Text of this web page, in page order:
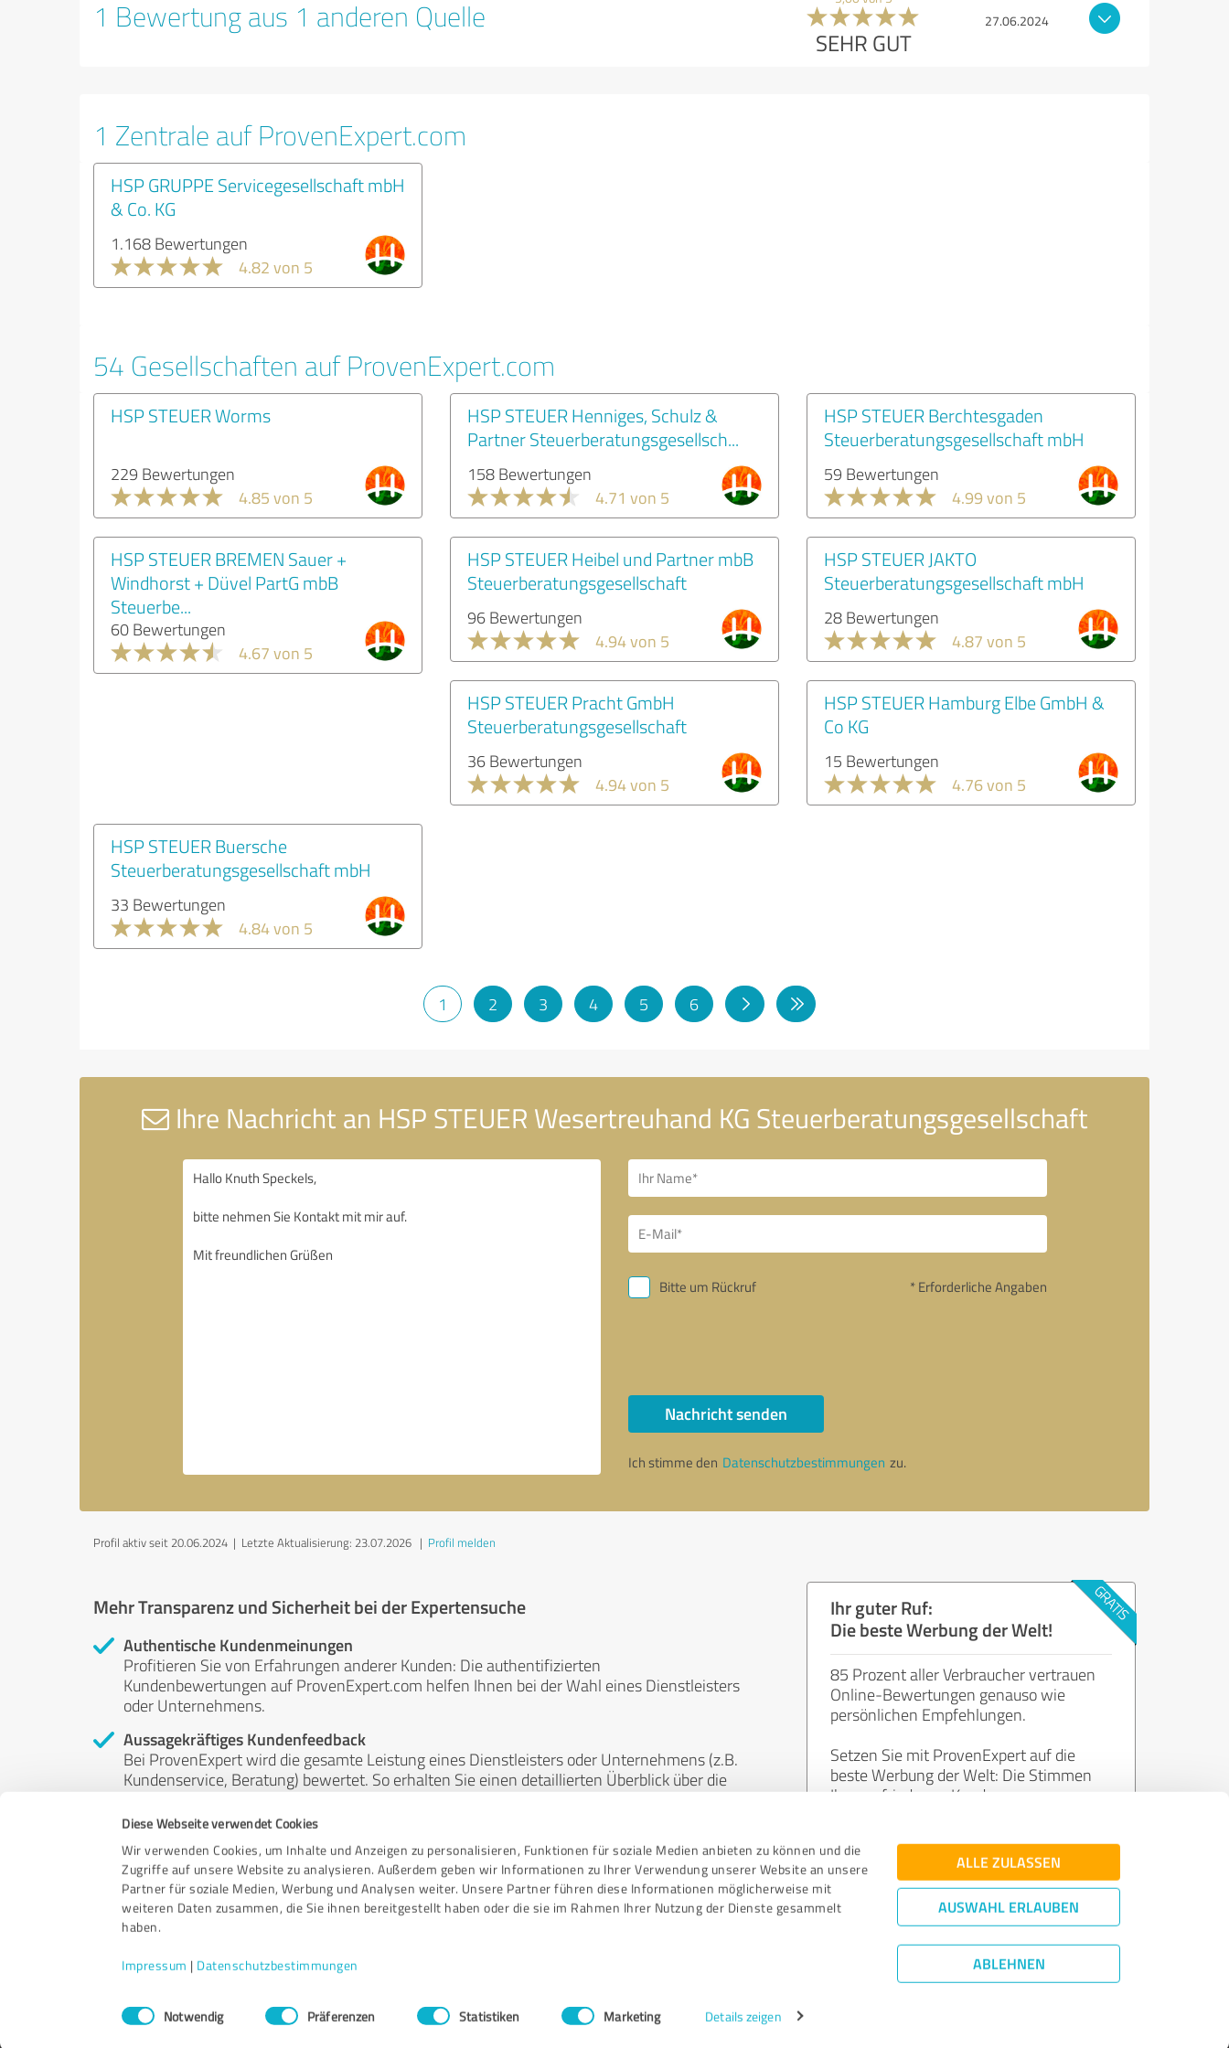
Diese Webseite verwendet Cookies
Wir verwenden Cookies, um Inhalte und Anzeigen zu personalisieren, Funktionen für soziale Medien anbieten zu können und die
Zugriffe auf unsere Website zu analysieren. Außerdem geben wir Informationen zu Ihrer Verwendung unserer Website an unsere
Partner für soziale Medien, Werbung und Analysen weiter. Unsere Partner führen diese Informationen möglicherweise mit
weiteren Daten zusammen, die Sie ihnen bereitgestellt haben oder die sie im Rahmen Ihrer Nutzung der Dienste gesammelt
haben.
Impressum | Datenschutzbestimmungen
Einwilligungsauswahl
Notwendig Präferenzen Statistiken Marketing Details zeigen
ALLE ZULASSEN
AUSWAHL ERLAUBEN
ABLEHNEN
1 Bewertung aus 1 anderen Quelle
SEHR GUT
27.06.2024
1 Zentrale auf ProvenExpert.com
HSP GRUPPE Servicegesellschaft mbH
& Co. KG
1.168 Bewertungen
4.82 von 5
54 Gesellschaften auf ProvenExpert.com
HSP STEUER Worms
229 Bewertungen
4.85 von 5
HSP STEUER Henniges, Schulz &
Partner Steuerberatungsgesellsch...
158 Bewertungen
4.71 von 5
HSP STEUER Berchtesgaden
Steuerberatungsgesellschaft mbH
59 Bewertungen
4.99 von 5
HSP STEUER BREMEN Sauer +
Windhorst + Düvel PartG mbB
Steuerbe...
60 Bewertungen
4.67 von 5
HSP STEUER Heibel und Partner mbB
Steuerberatungsgesellschaft
96 Bewertungen
4.94 von 5
HSP STEUER JAKTO
Steuerberatungsgesellschaft mbH
28 Bewertungen
4.87 von 5
HSP STEUER Pracht GmbH
Steuerberatungsgesellschaft
36 Bewertungen
4.94 von 5
HSP STEUER Hamburg Elbe GmbH &
Co KG
15 Bewertungen
4.76 von 5
HSP STEUER Buersche
Steuerberatungsgesellschaft mbH
33 Bewertungen
4.84 von 5
1 2 3 4 5 6
Ihre Nachricht an HSP STEUER Wesertreuhand KG Steuerberatungsgesellschaft
Bitte um Rückruf * Erforderliche Angaben
Nachricht senden
Ich stimme den Datenschutzbestimmungen zu.
Profil aktiv seit 20.06.2024 | Letzte Aktualisierung: 23.07.2026 | Profil melden
Mehr Transparenz und Sicherheit bei der Expertensuche
Authentische Kundenmeinungen
Profitieren Sie von Erfahrungen anderer Kunden: Die authentifizierten
Kundenbewertungen auf ProvenExpert.com helfen Ihnen bei der Wahl eines Dienstleisters
oder Unternehmens.
Aussagekräftiges Kundenfeedback
Bei ProvenExpert wird die gesamte Leistung eines Dienstleisters oder Unternehmens (z.B.
Kundenservice, Beratung) bewertet. So erhalten Sie einen detaillierten Überblick über die
Unabhängige Bewertungen
ProvenExpert ist grundsätzlich kostenlos, unabhängig und neutral. Bewertungen von
Kunden erfolgen freiwillig, können nicht gekauft werden und sind weder finanziell noch
anderweitig beeinflussbar.
Ihr guter Ruf:
Die beste Werbung der Welt!
85 Prozent aller Verbraucher vertrauen
Online-Bewertungen genauso wie
persönlichen Empfehlungen.
Setzen Sie mit ProvenExpert auf die
beste Werbung der Welt: Die Stimmen
Ihrer zufriedenen Kunden.
Jetzt kostenlos starten
Bewertungs­richtlinien|Qualitätssicherung|Datenschutz|Impressum